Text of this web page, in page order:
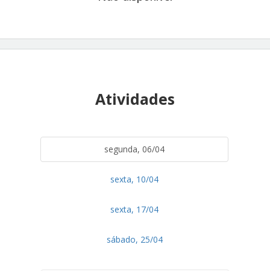
Atividades
segunda, 06/04
sexta, 10/04
sexta, 17/04
sábado, 25/04